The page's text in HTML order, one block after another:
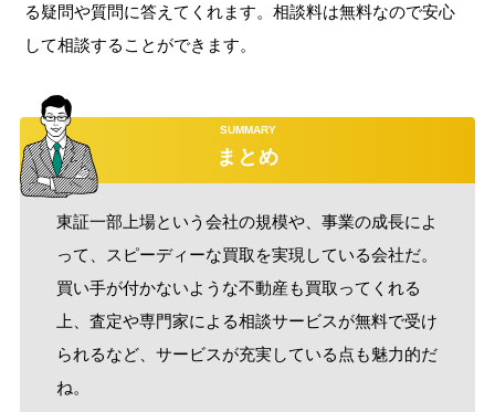
る疑問や質問に答えてくれます。相談料は無料なので安心
して相談することができます。
まとめ
東証一部上場という会社の規模や、事業の成長によ
って、スピーディーな買取を実現している会社だ。
買い手が付かないような不動産も買取ってくれる
上、査定や専門家による相談サービスが無料で受け
られるなど、サービスが充実している点も魅力的だ
ね。